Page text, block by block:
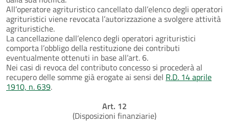
All’operatore agrituristico cancellato dall’elenco degli operatori
agrituristici viene revocata l’autorizzazione a svolgere attività
agrituristiche.
La cancellazione dall’elenco degli operatori agrituristici
comporta l’obbligo della restituzione dei contributi
eventualmente ottenuti in base all’art. 6.
Nei casi di revoca del contributo concesso si procederà al
recupero delle somme già erogate ai sensi del R.D. 14 aprile
1910, n. 639.
Art. 12
(Disposizioni finanziarie)